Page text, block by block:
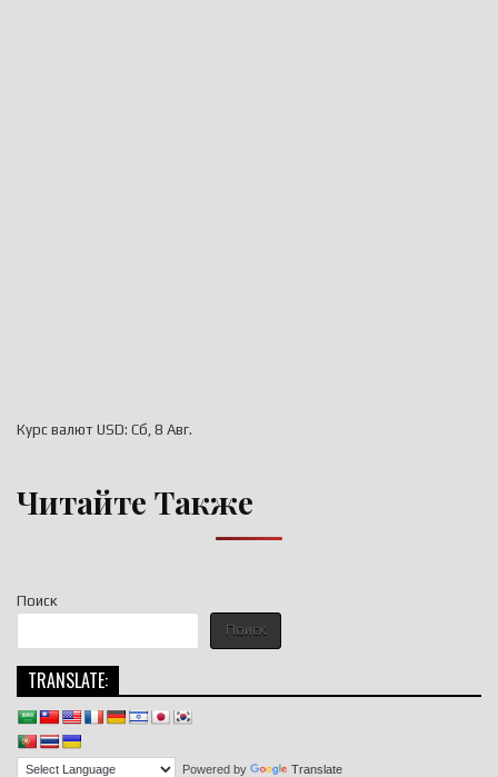
Поиск
Поиск
TRANSLATE:
Powered by Translate
Курс валют USD: Сб, 8 Авг.
Читайте Также